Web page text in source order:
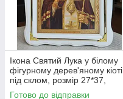
Ікона Святий Лука у білому
фігурному дерев'яному кіоті
під склом, розмір 27*37,
розмір сюжету 20*30.
Готово до відправки